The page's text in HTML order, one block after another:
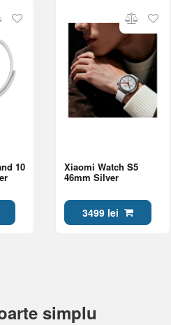
10 Xiaomi Watch S5
46mm Silver
3499 lei
simplu